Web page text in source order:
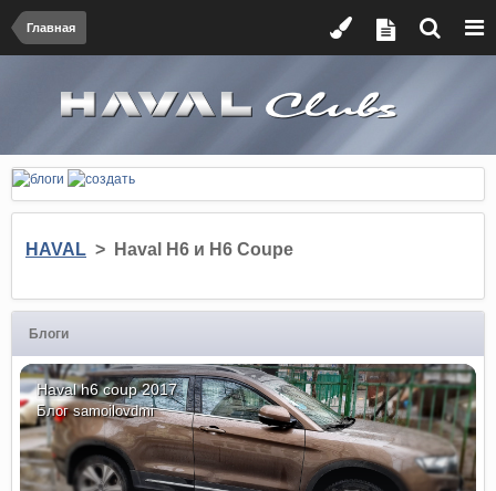
Главная
HAVAL > Haval H6 и H6 Coupe
Блоги
Haval h6 coup 2017
Блогsamoilovdmi